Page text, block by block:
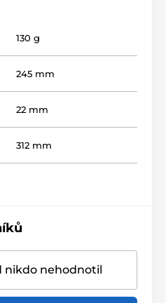
130 g
245 mm
22 mm
312 mm
nikdo nehodnotil